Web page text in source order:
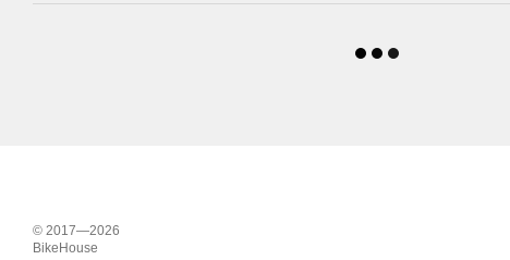
© 2017—2026
BikeHouse